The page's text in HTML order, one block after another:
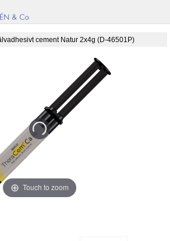
cement Natur 2x4g (D-46501P)
Touch to zoom